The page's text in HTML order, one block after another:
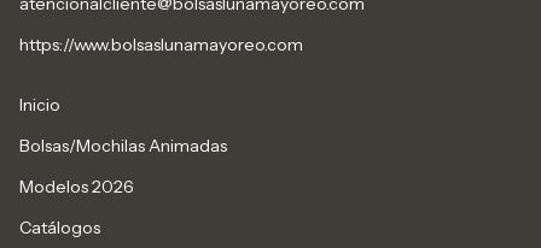
https://www.bolsaslunamayoreo.com
Inicio
Bolsas/Mochilas Animadas
Modelos 2026
Catálogos